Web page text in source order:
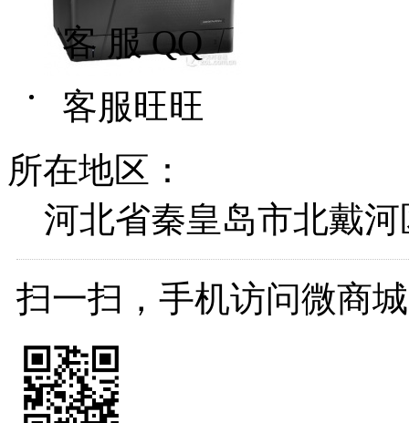
客 服 QQ
客服旺旺
所在地区：
河北省秦皇岛市北戴河
扫一扫，手机访问微商城